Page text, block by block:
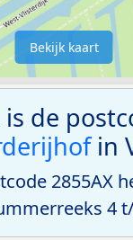
Bekijk kaart
is de
in
2855AX
4